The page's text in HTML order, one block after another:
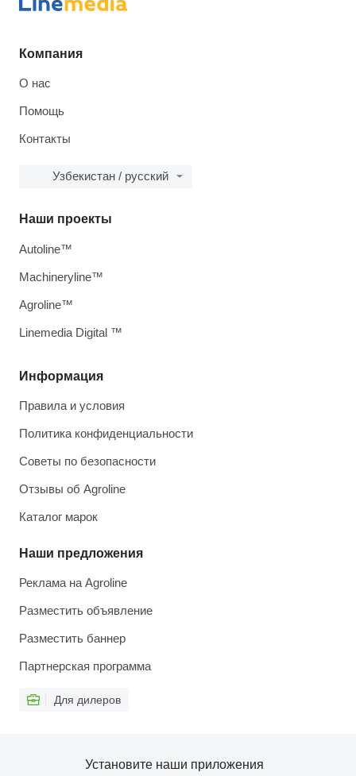
Компания
О нас
Помощь
Контакты
Узбекистан / русский
Информация
Правила и условия
Политика конфиденциальности
Советы по безопасности
Отзывы об Agroline
Каталог марок
Наши предложения
Реклама на Agroline
Разместить объявление
Разместить баннер
Партнерская программа
Для дилеров
Наши проекты
Autoline™
Machineryline™
Agroline™
Linemedia Digital ™
Установите наши приложения